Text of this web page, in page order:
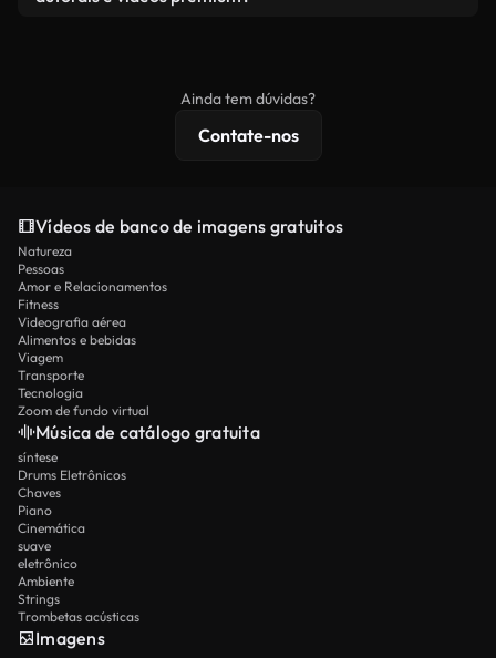
licenciamento estendidas.
Ainda tem dúvidas?
Contate-nos
Vídeos de banco de imagens gratuitos
Natureza
Pessoas
Amor e Relacionamentos
Fitness
Videografia aérea
Alimentos e bebidas
Viagem
Transporte
Tecnologia
Zoom de fundo virtual
Música de catálogo gratuita
síntese
Drums Eletrônicos
Chaves
Piano
Cinemática
suave
eletrônico
Ambiente
Strings
Trombetas acústicas
Imagens